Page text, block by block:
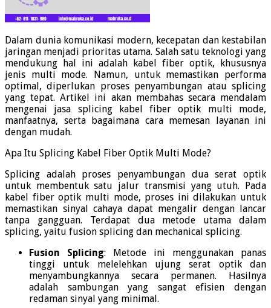
Dalam dunia komunikasi modern, kecepatan dan kestabilan
jaringan menjadi prioritas utama. Salah satu teknologi yang
mendukung hal ini adalah kabel fiber optik, khususnya
jenis multi mode.
Namun, untuk memastikan performa
optimal, diperlukan proses penyambungan atau splicing
yang tepat. Artikel ini akan membahas secara mendalam
mengenai jasa splicing kabel fiber optik multi mode,
manfaatnya, serta bagaimana cara memesan layanan ini
dengan mudah.
Apa Itu Splicing Kabel Fiber Optik Multi Mode?
Splicing adalah proses penyambungan dua serat optik
untuk membentuk satu jalur transmisi yang utuh.
Pada
kabel fiber optik multi mode, proses ini dilakukan untuk
memastikan sinyal cahaya dapat mengalir dengan lancar
tanpa gangguan.
Terdapat dua metode utama dalam
splicing, yaitu fusion splicing dan mechanical splicing.
Fusion Splicing:
Metode ini menggunakan panas
tinggi untuk melelehkan ujung serat optik dan
menyambungkannya secara permanen.
Hasilnya
adalah sambungan yang sangat efisien dengan
redaman sinyal yang minimal.